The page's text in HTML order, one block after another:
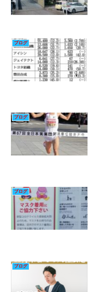
ブログ
ブログ
ブログ
ブログ